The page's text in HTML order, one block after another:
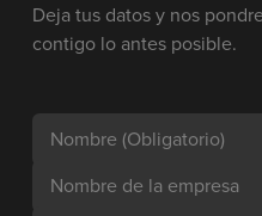
Deja tus datos y nos
contigo lo antes posible.
Nombre (Obligatorio)
Nombre de la empresa